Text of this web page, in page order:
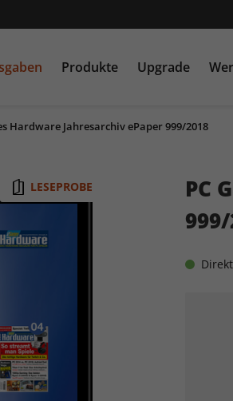
Produkte Upgrade
Hardware Jahresarchiv ePaper 999/2018
LESEPROBE
PC